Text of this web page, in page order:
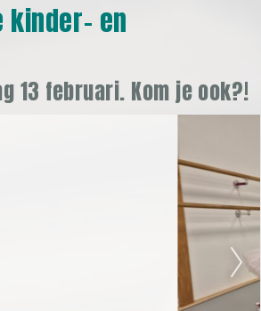
kinder- en
13 februari. Kom je ook?!